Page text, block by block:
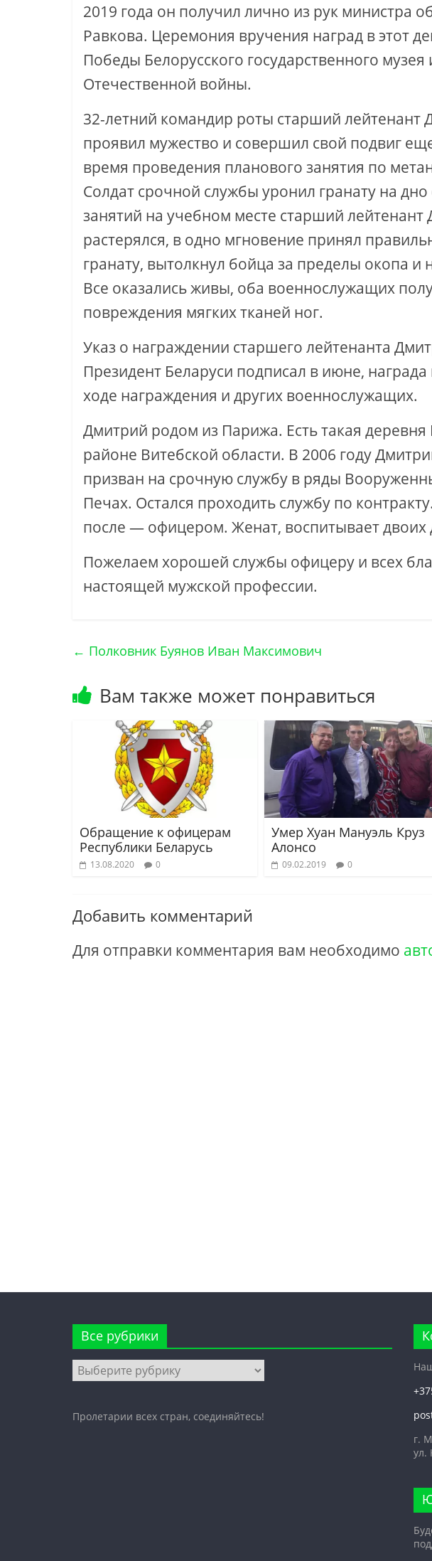
2019 года он получил лично из рук министра
Равкова. Церемония вручения наград в этот
Победы Белорусского государственного
Отечественной войны.
32-летний командир роты старший
проявил мужество и совершил свой подвиг
время проведения планового занятия по
Солдат срочной службы уронил гранату на
занятий на учебном месте старший
растерялся, в одно мгновение принял
гранату, вытолкнул бойца за пределы окопа и
Все оказались живы, оба военнослужащих
повреждения мягких тканей ног.
Указ о награждении старшего лейтенанта
Президент Беларуси подписал в июне,
ходе награждения и других военнослужащих.
Дмитрий родом из Парижа. Есть такая
районе Витебской области. В 2006 году
призван на срочную службу в ряды
Печах. Остался проходить службу по
после — офицером. Женат, воспитывает двоих
Пожелаем хорошей службы офицеру и всех
настоящей мужской профессии.
← Полковник Буянов Иван Максимович
Вам также может понравиться
Обращение к офицерам
Республики Беларусь
13.08.2020 0
Умер Хуан Мануэль Круз
Алонсо
09.02.2019 0
Добавить комментарий
Для отправки комментария вам необходимо
Все рубрики
Все
рубрики
Пролетарии всех стран, соединяйтесь!
г.
ул.